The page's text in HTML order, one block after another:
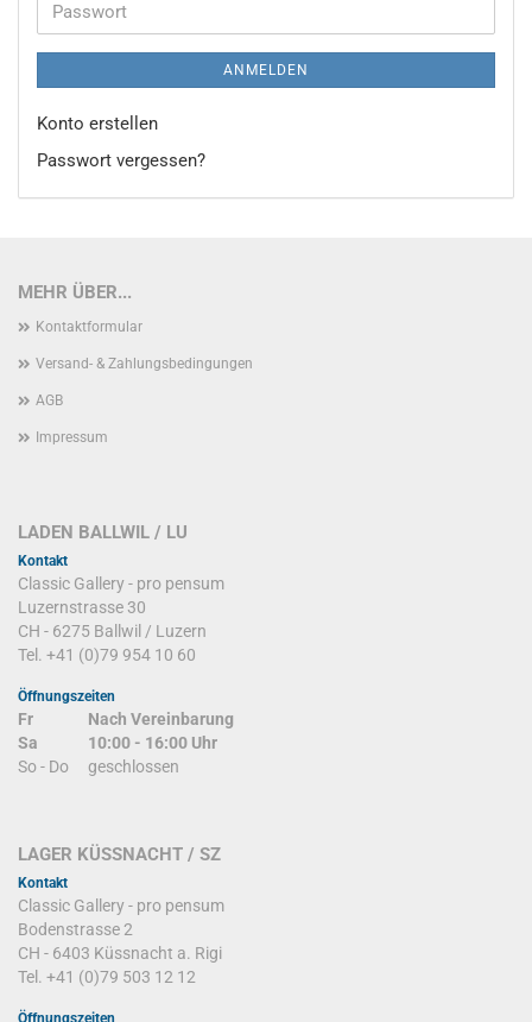
Passwort
ANMELDEN
Konto erstellen
Passwort vergessen?
MEHR ÜBER...
Kontaktformular
Versand- & Zahlungsbedingungen
AGB
Impressum
LADEN BALLWIL / LU
Kontakt
Classic Gallery - pro pensum
Luzernstrasse 30
CH - 6275 Ballwil / Luzern
Tel. +41 (0)79 954 10 60
Öffnungszeiten
Fr
Nach Vereinbarung
Sa
10:00 - 16:00 Uhr
So - Do
geschlossen
LAGER KÜSSNACHT / SZ
Kontakt
Classic Gallery - pro pensum
Bodenstrasse 2
CH - 6403 Küssnacht a. Rigi
Tel. +41 (0)79 503 12 12
Öffnungszeiten